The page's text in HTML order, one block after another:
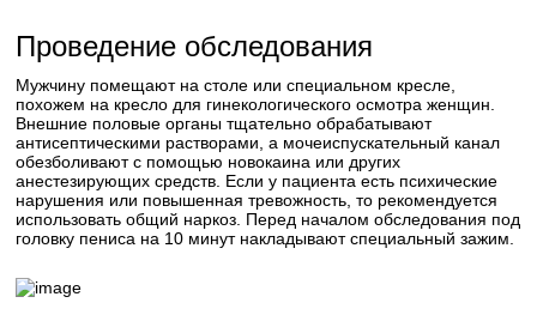
Проведение обследования
Мужчину помещают на столе или специальном кресле,
похожем на кресло для гинекологического осмотра женщин.
Внешние половые органы тщательно обрабатывают
антисептическими растворами, а мочеиспускательный канал
обезболивают с помощью новокаина или других
анестезирующих средств. Если у пациента есть психические
нарушения или повышенная тревожность, то рекомендуется
использовать общий наркоз. Перед началом обследования под
головку пениса на 10 минут накладывают специальный зажим.